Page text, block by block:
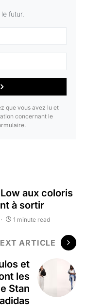
futur.
que vous avez lu et
concernant le
aux coloris
à sortir
1 minute read
ARTICLE
et
les
Stan